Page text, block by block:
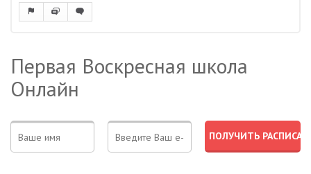
Первая Воскресная школа
Онлайн